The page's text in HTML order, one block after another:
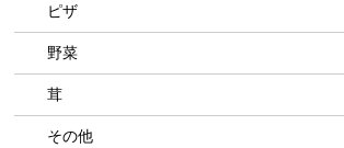
ピザ
野菜
茸
その他